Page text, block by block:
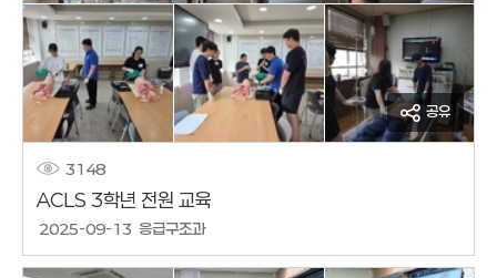
공유
3148
ACLS 3학년 전원 교육
2025-09-13
작성자
응급구조과